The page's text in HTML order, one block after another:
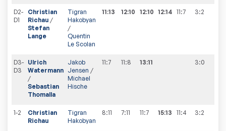
D2-
D1
Christian
Richau /
Stefan
Lange
Tigran
Hakobyan
/
Quentin
Le Scolan
11:13 12:10 12:10 12:14 11:7 3:2
D3-
D3
Ulrich
Watermann
/
Sebastian
Thomalla
Jakob
Jensen /
Michael
Hische
11:7 11:8 13:11 3:0
1-2
Christian
Richau
Tigran
Hakobyan
8:11 7:11 11:7 15:13 11:4 3:2